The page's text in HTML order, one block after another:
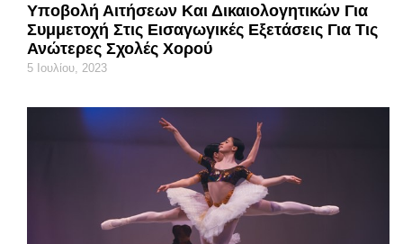
Υποβολή Αιτήσεων Και Δικαιολογητικών Για
Συμμετοχή Στις Εισαγωγικές Εξετάσεις Για Τις
Ανώτερες Σχολές Χορού
5 Ιουλίου, 2023